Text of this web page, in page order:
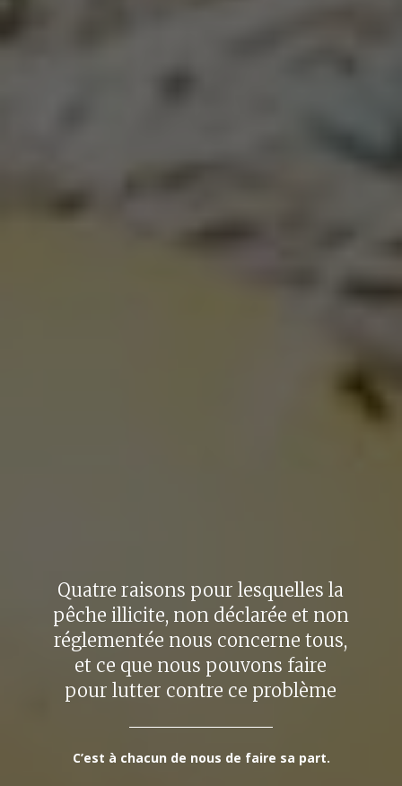
Quatre raisons pour lesquelles la
pêche illicite, non déclarée et non
réglementée nous concerne tous,
et ce que nous pouvons faire
pour lutter contre ce problème
C’est à chacun de nous de faire sa part.